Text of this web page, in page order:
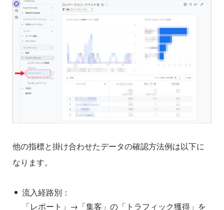
他の指標と掛け合わせたデータの確認方法例は以下に
なります。
流入経路別：
「レポート」→「集客」の「トラフィック獲得」を